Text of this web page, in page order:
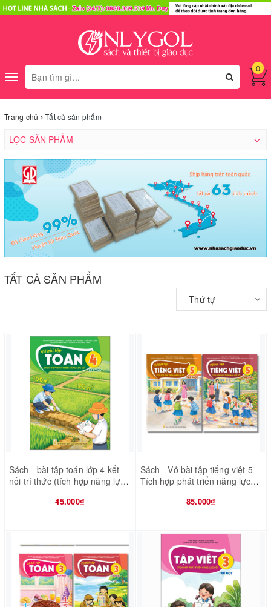
Toggle
navigation
0
Trang chủ Tất cả sản phẩm
LỌC SẢN PHẨM
TẤT CẢ SẢN PHẨM
Thứ tự
Sách - bài tập toán lớp 4 kết
nối trí thức (tích hợp năng lực
45.000₫
Sách - Vở bài tập tiếng việt 5 -
Tích hợp phát triển năng lực
85.000₫